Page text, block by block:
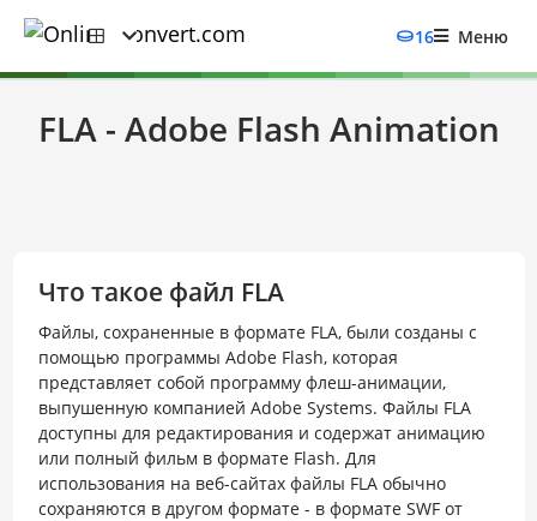
16 Меню
FLA - Adobe Flash Animation
Что такое файл FLA
Файлы, сохраненные в формате FLA, были созданы с
помощью программы Adobe Flash, которая
представляет собой программу флеш-анимации,
выпушенную компанией Adobe Systems. Файлы FLA
доступны для редактирования и содержат анимацию
или полный фильм в формате Flash. Для
использования на веб-сайтах файлы FLA обычно
сохраняются в другом формате - в формате SWF от